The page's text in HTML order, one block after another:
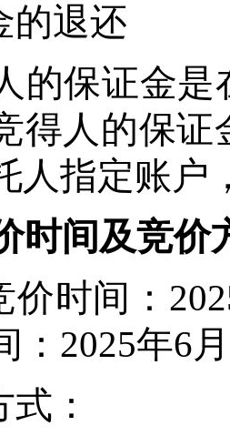
的退还
的保证金
得人的保
人指定账户
时间及竞价
价时间： 202
： 2025年6月
式：